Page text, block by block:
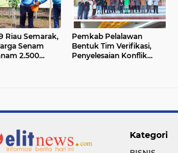
Riau Semarak,
Senam
2.500
Pemkab Pelalawan
Bentuk Tim Verifikasi,
Penyelesaian Konflik
Kategori